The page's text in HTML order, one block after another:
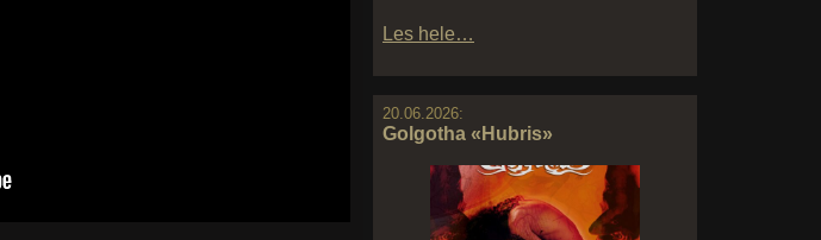
Les hele…
20.06.2026:
Golgotha «Hubris»